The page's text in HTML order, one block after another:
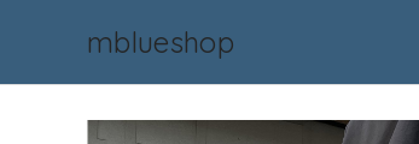
mblueshop